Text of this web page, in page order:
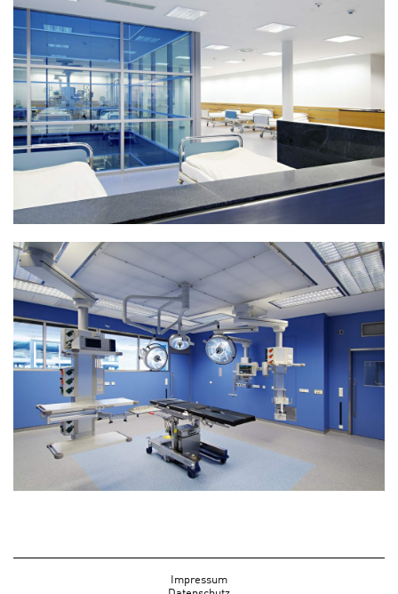
Impressum